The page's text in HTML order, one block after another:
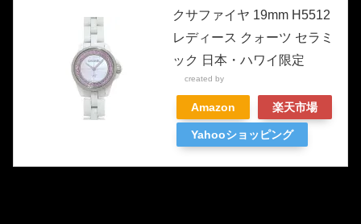
クサファイヤ 19mm H5512
レディース クォーツ セラミ
ック 日本・ハワイ限定
created by
Amazon 楽天市場
Yahooショッピング